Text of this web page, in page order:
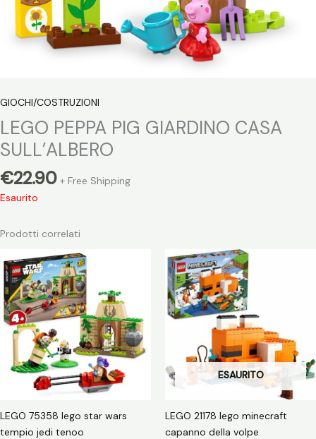
GIOCHI/COSTRUZIONI
LEGO PEPPA PIG GIARDINO CASA
SULL’ALBERO
€22.90 + Free Shipping
Esaurito
Prodotti correlati
LEGO 75358 lego star wars
tempio jedi tenoo
ESAURITO
LEGO 21178 lego minecraft
capanno della volpe